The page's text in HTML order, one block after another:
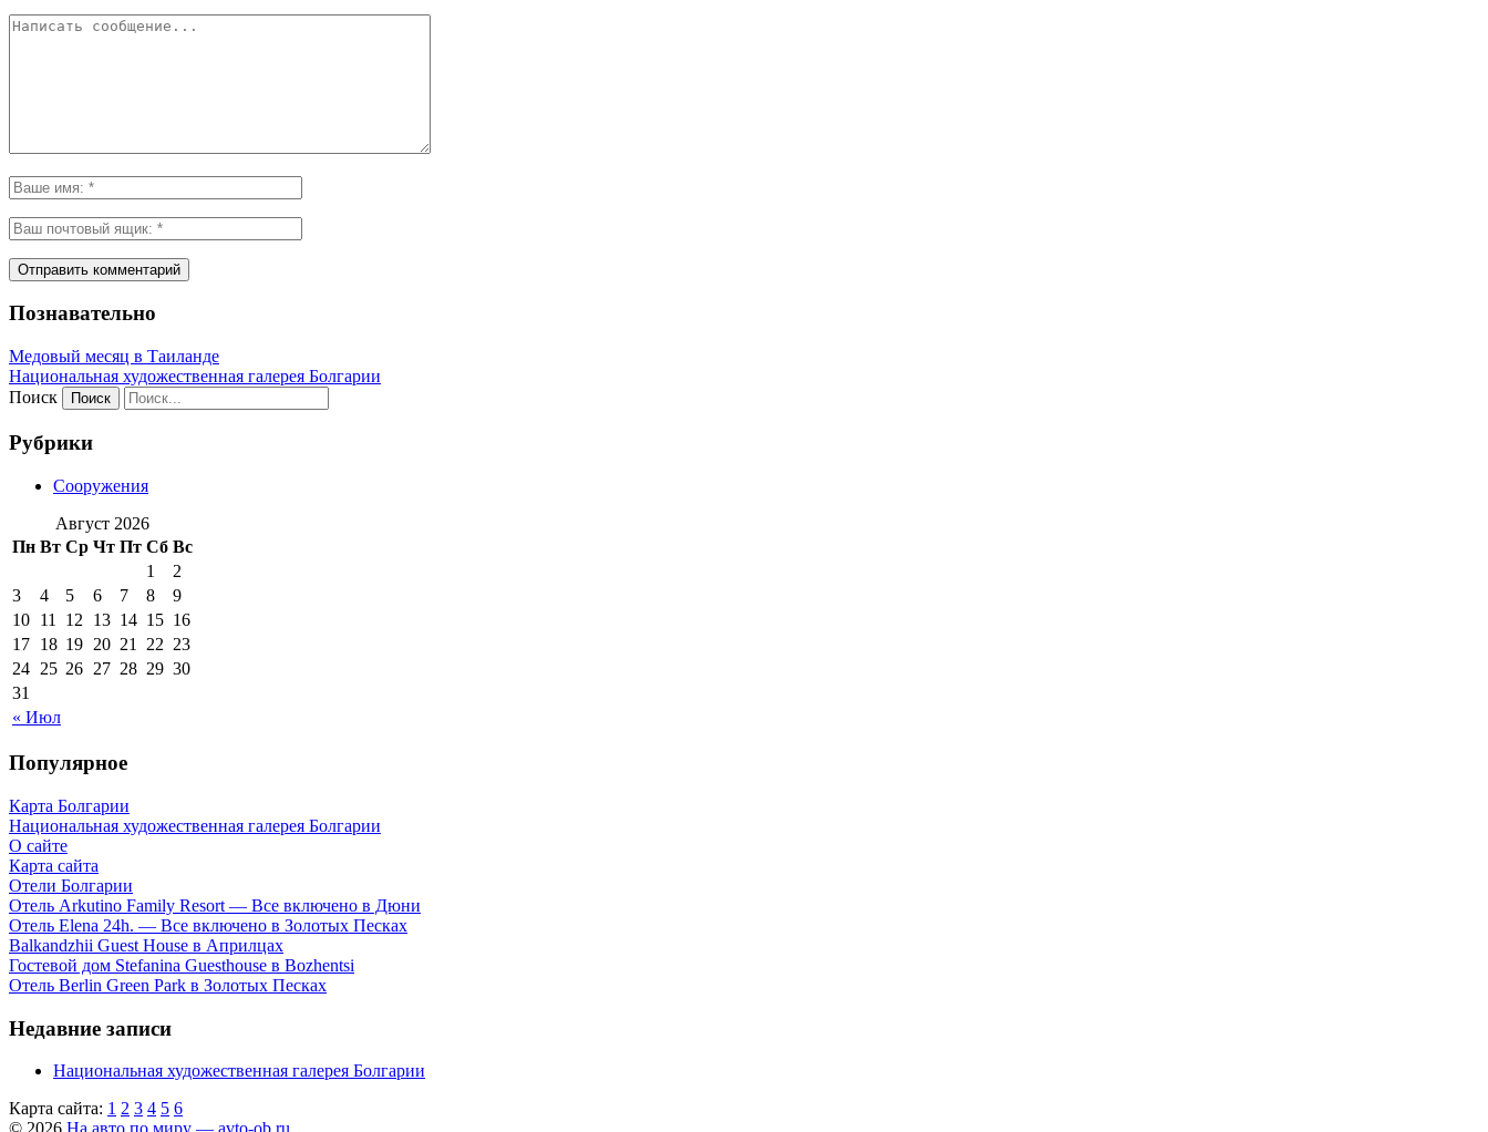
Познавательно
Медовый месяц в Таиланде
Национальная художественная галерея Болгарии
Поиск
Рубрики
Сооружения
Август 2026
Пн Вт Ср Чт Пт Сб Вс
« Июл
1
2
3
4 5 6 7 8
9
10 11 12 13 14 15 16
17 18 19 20 21 22 23
24 25 26 27 28 29 30
31
Популярное
Карта Болгарии
Национальная художественная галерея Болгарии
О сайте
Карта сайта
Отели Болгарии
Отель Arkutino Family Resort — Все включено в Дюни
Отель Elena 24h. — Все включено в Золотых Песках
Balkandzhii Guest House в Априлцах
Гостевой дом Stefanina Guesthouse в Bozhentsi
Отель Berlin Green Park в Золотых Песках
Недавние записи
Национальная художественная галерея Болгарии
Карта сайта: 1 2 3 4 5 6